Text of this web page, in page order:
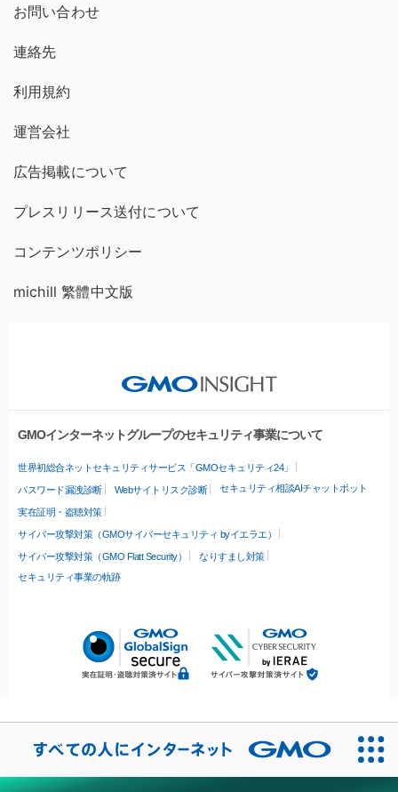
お問い合わせ
連絡先
利用規約
運営会社
広告掲載について
プレスリリース送付について
コンテンツポリシー
michill 繁體中文版
GMOインターネットグループのセキュリティ事業について
世界初総合ネットセキュリティサービス「GMOセキュリティ24」
パスワード漏洩診断 Webサイトリスク診断 セキュリティ相談AIチャットボット
実在証明・盗聴対策
サイバー攻撃対策（GMOサイバーセキュリティ byイエラエ）
サイバー攻撃対策（GMO Flatt Security）
なりすまし対策
セキュリティ事業の軌跡